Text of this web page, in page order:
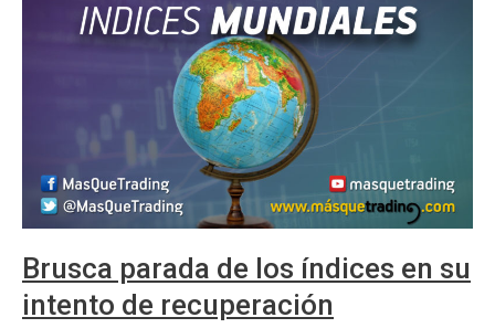
Brusca parada de los índices en su
intento de recuperación